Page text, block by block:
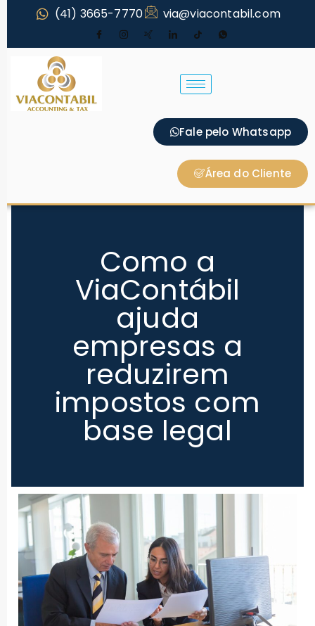
(41) 3665-7770 via@viacontabil.com
Fale pelo Whatsapp
Área do Cliente
Como a
ViaContábil
ajuda
empresas a
reduzirem
impostos com
base legal